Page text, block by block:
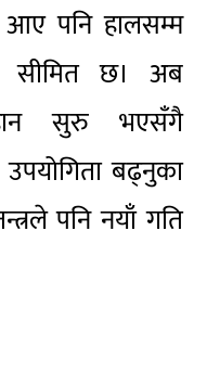
आए पनि हालसम्म
सीमित छ। अब
उडान सुरु भएसँगै
बढ्नुका
पनि नयाँ गति